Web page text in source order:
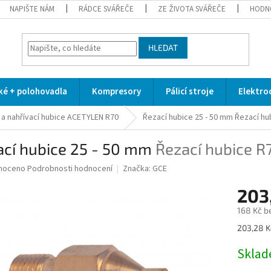
NAPIŠTE NÁM RÁDCE SVÁŘEČE ZE ŽIVOTA SVÁŘEČE
HLEDAT
+ polohovadla Kompresory Pálicí stroje
nahřívací hubice ACETYLEN R70 Řezací hubice 25 - 50 mm Řezací
hubice 25 - 50 mm Řezací hubice
Podrobnosti hodnocení Značka: GCE
168 Kč
Měrná
203,28